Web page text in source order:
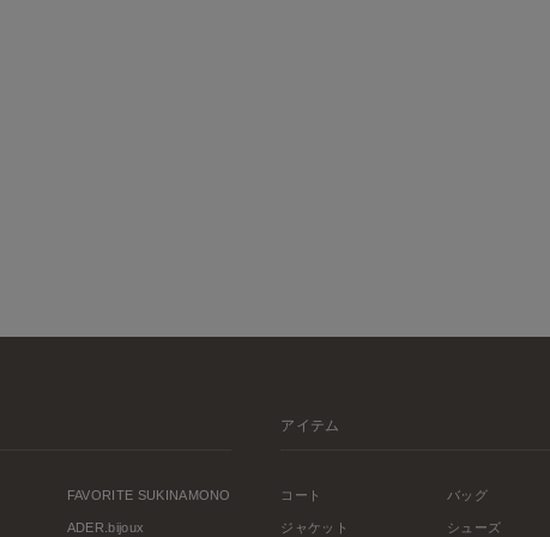
FAVORITE SUKINAMONO
ADER.bijoux
アイテム
コート
ジャケット
バッグ
シューズ